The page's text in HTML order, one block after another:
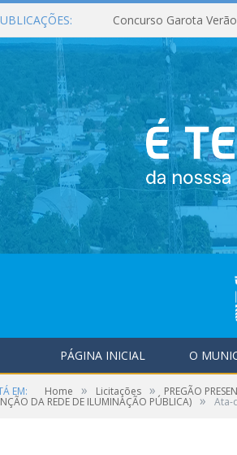
Concurso Garota
PÁGINA INICIAL O
EM: Home » Licitações » PREGÃO
DA REDE DE ILUMINAÇÃO PÚBLICA) » Ata-